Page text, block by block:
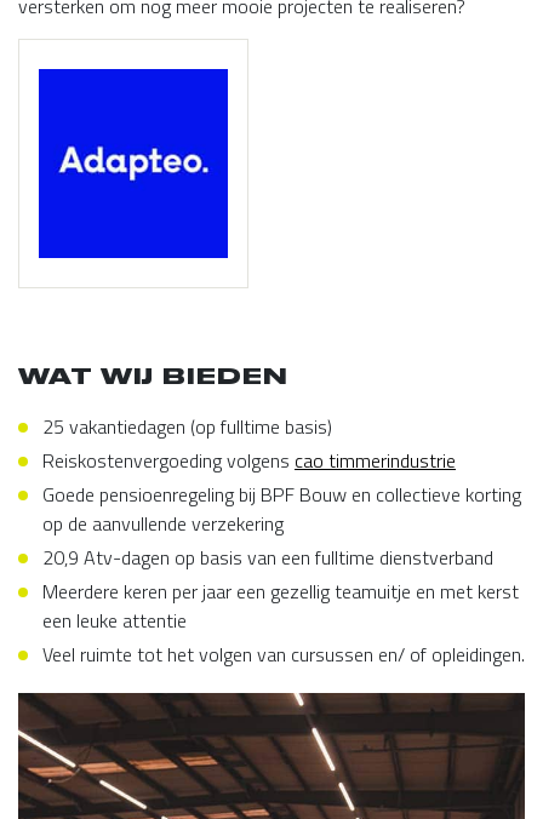
versterken om nog meer mooie projecten te realiseren?
WAT WIJ BIEDEN
25 vakantiedagen (op fulltime basis)
Reiskostenvergoeding volgens cao timmerindustrie
Goede pensioenregeling bij BPF Bouw en collectieve korting
op de aanvullende verzekering
20,9 Atv-dagen op basis van een fulltime dienstverband
Meerdere keren per jaar een gezellig teamuitje en met kerst
een leuke attentie
Veel ruimte tot het volgen van cursussen en/ of opleidingen.